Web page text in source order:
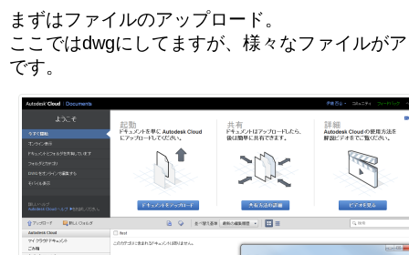
まずはファイルのアップロード。
ここではdwgにしてますが、様々なファイルが
です。